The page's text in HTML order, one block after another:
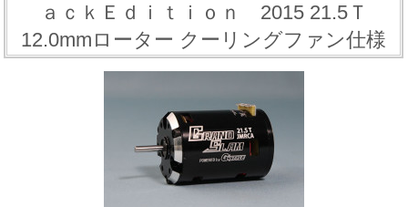
ａｃｋＥｄｉｔｉｏｎ 2015 21.5Ｔ
12.0mmローター クーリングファン仕様